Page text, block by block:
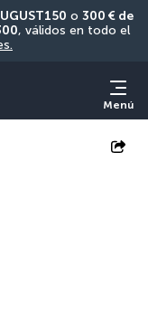
o 300 € de
, válidos en todo el
Menú